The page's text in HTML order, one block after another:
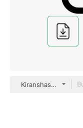
Kiranshastry Lineal